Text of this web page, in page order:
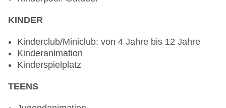
KINDER
Kinderclub/Miniclub: von 4 Jahre bis 12 Jahre
Kinderanimation
Kinderspielplatz
TEENS